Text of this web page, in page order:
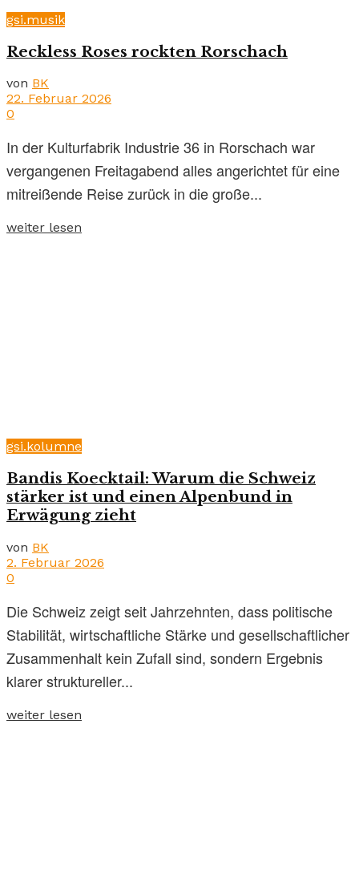
gsi.musik
Reckless Roses rockten Rorschach
von BK
22. Februar 2026
0
In der Kulturfabrik Industrie 36 in Rorschach war
vergangenen Freitagabend alles angerichtet für eine
mitreißende Reise zurück in die große...
weiter lesen
gsi.kolumne
Bandis Koecktail: Warum die Schweiz
stärker ist und einen Alpenbund in
Erwägung zieht
von BK
2. Februar 2026
0
Die Schweiz zeigt seit Jahrzehnten, dass politische
Stabilität, wirtschaftliche Stärke und gesellschaftlicher
Zusammenhalt kein Zufall sind, sondern Ergebnis
klarer struktureller...
weiter lesen